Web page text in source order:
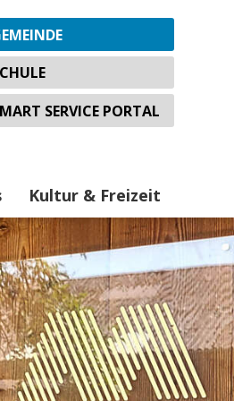
Sie zu:
SERVICE PORTAL
Kultur & Freizeit